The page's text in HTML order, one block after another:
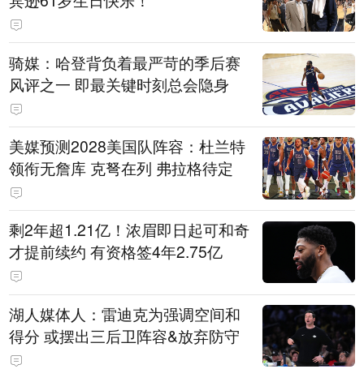
骑媒：哈登背负着最严苛的季后赛
风评之一 即最关键时刻总会隐身
美媒预测2028美国队阵容：杜兰特
领衔无詹库 克弩在列 弗拉格待定
剩2年超1.21亿！浓眉即日起可和奇
才提前续约 有资格签4年2.75亿
湖人媒体人：雷迪克为强调空间和
得分 或摆出三后卫阵容&放弃防守